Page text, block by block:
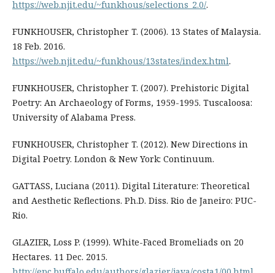
https://web.njit.edu/~funkhous/selections_2.0/.
FUNKHOUSER, Christopher T. (2006). 13 States of Malaysia.
18 Feb. 2016.
https://web.njit.edu/~funkhous/13states/index.html.
FUNKHOUSER, Christopher T. (2007). Prehistoric Digital
Poetry: An Archaeology of Forms, 1959-1995. Tuscaloosa:
University of Alabama Press.
FUNKHOUSER, Christopher T. (2012). New Directions in
Digital Poetry. London & New York: Continuum.
GATTASS, Luciana (2011). Digital Literature: Theoretical
and Aesthetic Reflections. Ph.D. Diss. Rio de Janeiro: PUC-
Rio.
GLAZIER, Loss P. (1999). White-Faced Bromeliads on 20
Hectares. 11 Dec. 2015.